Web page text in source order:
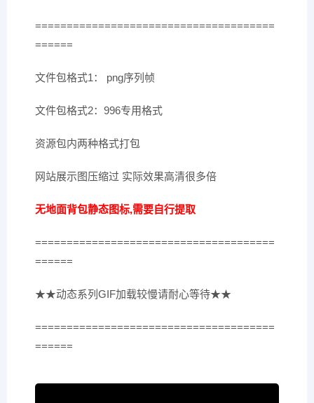
======================================
======
文件包格式1： png序列帧
文件包格式2：996专用格式
资源包内两种格式打包
网站展示图压缩过 实际效果高清很多倍
无地面背包静态图标,需要自行提取
======================================
======
★★动态系列GIF加载较慢请耐心等待★★
======================================
======